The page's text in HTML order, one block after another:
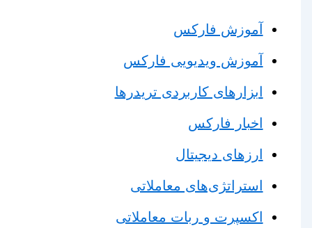
آموزش فارکس
آموزش ویدیویی فارکس
ابزارهای کاربردی تریدرها
اخبار فارکس
ارزهای دیجیتال
استراتژی‌های معاملاتی
اکسپرت و ربات معاملاتی